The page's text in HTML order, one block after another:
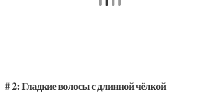
# 2: Гладкие волосы с длинной чёлкой